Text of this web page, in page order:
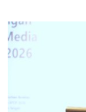
Riset
Hubungi Kami